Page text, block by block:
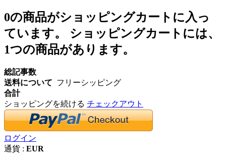
0の商品がショッピングカートに入っ
ています。 ショッピングカートには、
1つの商品があります。
総記事数
送料について フリーシッピング
合計
ショッピングを続ける チェックアウト
ログイン
通貨 : EUR